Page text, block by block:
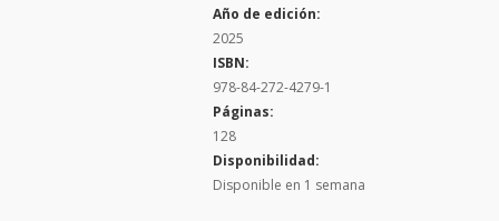
Año de edición:
2025
ISBN:
978-84-272-4279-1
Páginas:
128
Disponibilidad:
Disponible en 1 semana